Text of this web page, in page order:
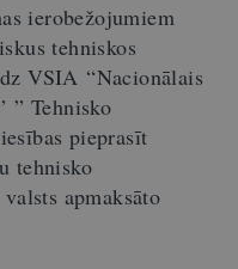
ierobežojumiem
tehniskos
VSIA “Nacionālais
” Tehnisko
pieprasīt
tehnisko
apmaksāto